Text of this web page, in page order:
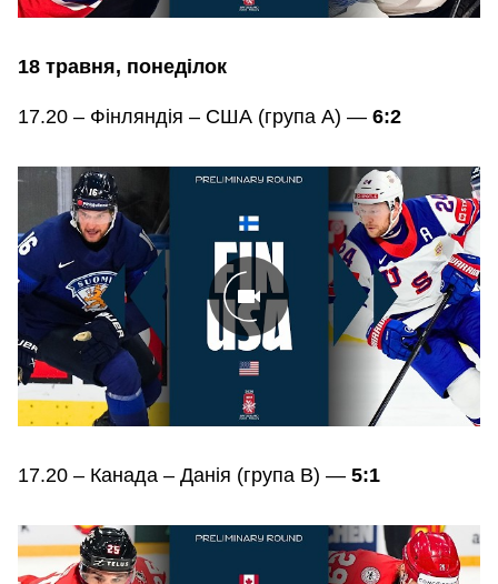
18 травня, понеділок
17.20 – Фінляндія – США (група А) — 6:2
17.20 – Канада – Данія (група В) — 5:1